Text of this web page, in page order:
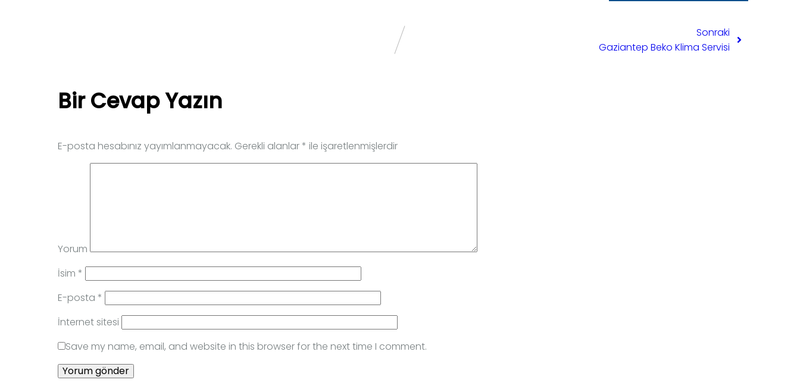
Sonraki
Gaziantep Beko Klima Servisi
Bir Cevap Yazın
E-posta hesabınız yayımlanmayacak. Gerekli alanlar* ile işaretlenmişlerdir
Yorum
İsim *
E-posta *
İnternet sitesi
Save my name, email, and website in this browser for the next time I comment.